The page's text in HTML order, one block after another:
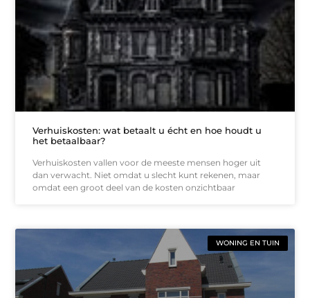
Verhuiskosten: wat betaalt u écht en hoe houdt u
het betaalbaar?
Verhuiskosten vallen voor de meeste mensen hoger uit
dan verwacht. Niet omdat u slecht kunt rekenen, maar
omdat een groot deel van de kosten onzichtbaar
WONING EN TUIN